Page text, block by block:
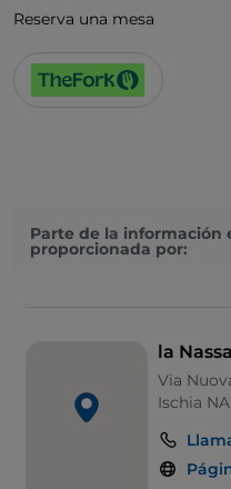
Reserva una mesa
Parte de la información
proporcionada por:
la Nassa
Via
Ischia